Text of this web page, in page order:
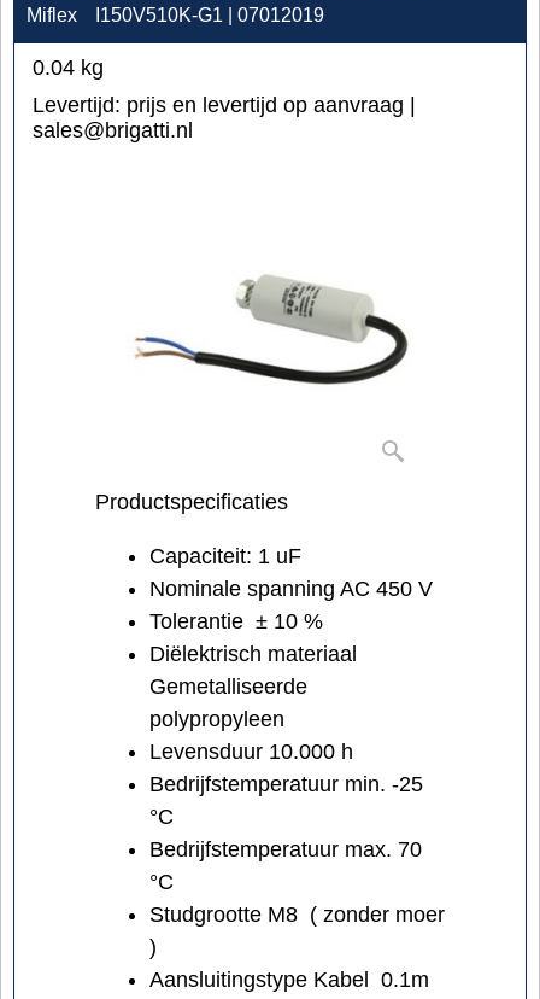
Miflex I150V510K-G1 | 07012019
0.04 kg
Levertijd: prijs en levertijd op aanvraag |
sales@brigatti.nl
Productspecificaties
Capaciteit: 1 uF
Nominale spanning AC 450 V
Tolerantie ± 10 %
Diëlektrisch materiaal
Gemetalliseerde
polypropyleen
Levensduur 10.000 h
Bedrijfstemperatuur min. -25
°C
Bedrijfstemperatuur max. 70
°C
Studgrootte M8 ( zonder moer
)
Aansluitingstype Kabel 0.1m